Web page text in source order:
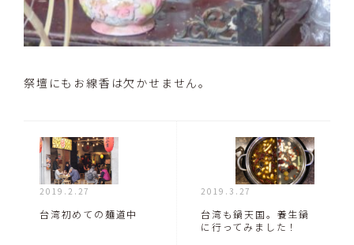
祭壇にもお線香は欠かせません。
2019.2.27
台湾初めての麺道中
2019.3.27
台湾も鍋天国。養生鍋
に行ってみました！